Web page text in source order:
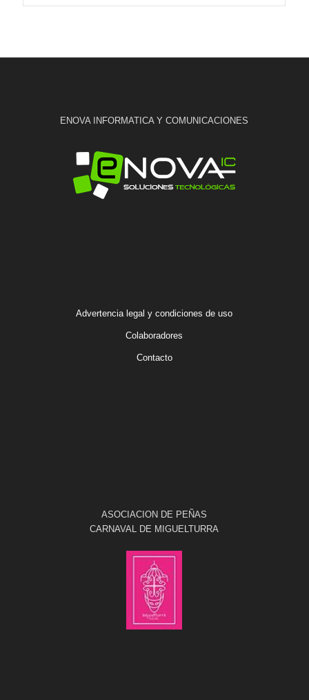
ENOVA INFORMATICA Y COMUNICACIONES
Advertencia legal y condiciones de uso
Colaboradores
Contacto
ASOCIACION DE PEÑAS
CARNAVAL DE MIGUELTURRA